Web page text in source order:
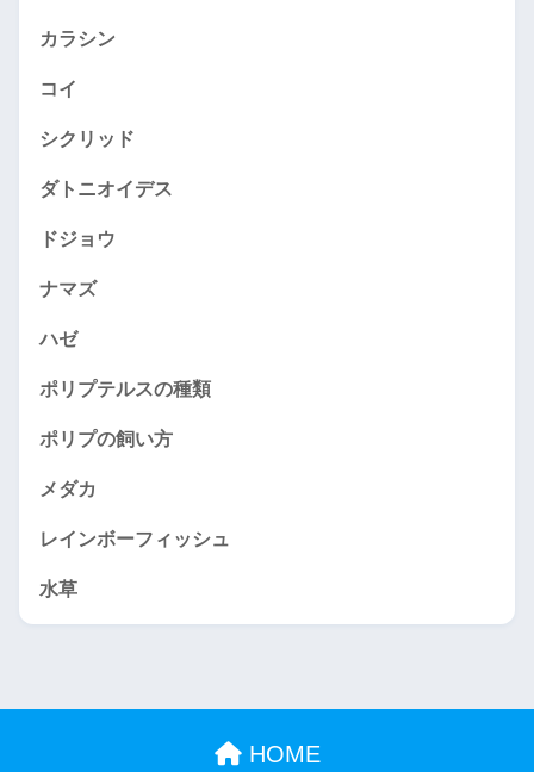
カラシン
コイ
シクリッド
ダトニオイデス
ドジョウ
ナマズ
ハゼ
ポリプテルスの種類
ポリプの飼い方
メダカ
レインボーフィッシュ
水草
HOME